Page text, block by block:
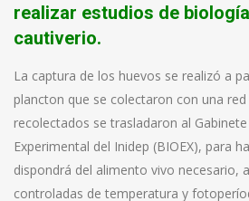
realizar estudios de
cautiverio.
La captura de los huevos se realizó a
plancton que se colectaron con una
recolectados se trasladaron al
Experimental del Inidep (BIOEX), para
dispondrá del alimento vivo necesario,
controladas de temperatura y